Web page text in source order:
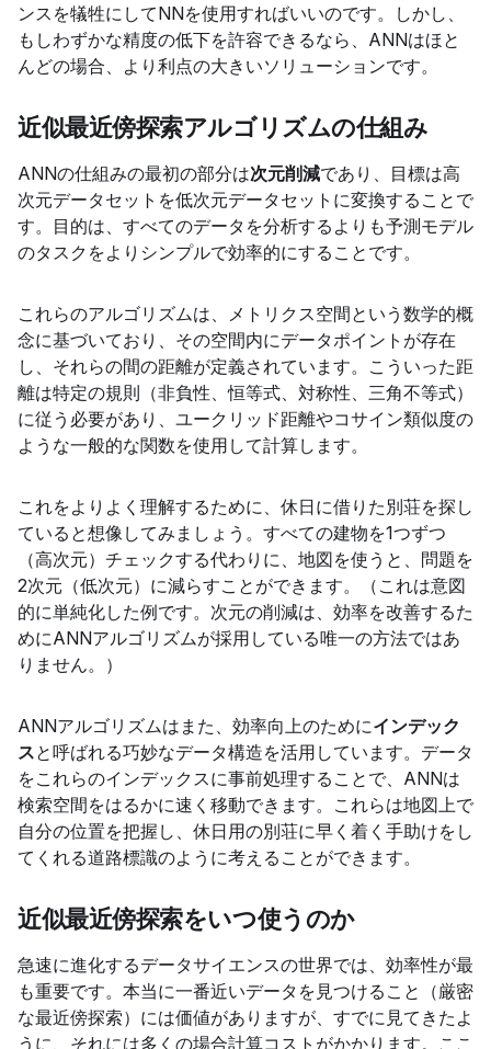
ンスを犠牲にしてNNを使用すればいいのです。しかし、
もしわずかな精度の低下を許容できるなら、ANNはほと
んどの場合、より利点の大きいソリューションです。
近似最近傍探索アルゴリズムの仕組み
ANNの仕組みの最初の部分は次元削減であり、目標は高
次元データセットを低次元データセットに変換することで
す。目的は、すべてのデータを分析するよりも予測モデル
のタスクをよりシンプルで効率的にすることです。
これらのアルゴリズムは、メトリクス空間という数学的概
念に基づいており、その空間内にデータポイントが存在
し、それらの間の距離が定義されています。こういった距
離は特定の規則（非負性、恒等式、対称性、三角不等式）
に従う必要があり、ユークリッド距離やコサイン類似度の
ような一般的な関数を使用して計算します。
これをよりよく理解するために、休日に借りた別荘を探し
ていると想像してみましょう。すべての建物を1つずつ
（高次元）チェックする代わりに、地図を使うと、問題を
2次元（低次元）に減らすことができます。（これは意図
的に単純化した例です。次元の削減は、効率を改善するた
めにANNアルゴリズムが採用している唯一の方法ではあ
りません。）
ANNアルゴリズムはまた、効率向上のためにインデック
スと呼ばれる巧妙なデータ構造を活用しています。データ
をこれらのインデックスに事前処理することで、ANNは
検索空間をはるかに速く移動できます。これらは地図上で
自分の位置を把握し、休日用の別荘に早く着く手助けをし
てくれる道路標識のように考えることができます。
近似最近傍探索をいつ使うのか
急速に進化するデータサイエンスの世界では、効率性が最
も重要です。本当に一番近いデータを見つけること（厳密
な最近傍探索）には価値がありますが、すでに見てきたよ
うに、それには多くの場合計算コストがかかります。ここ